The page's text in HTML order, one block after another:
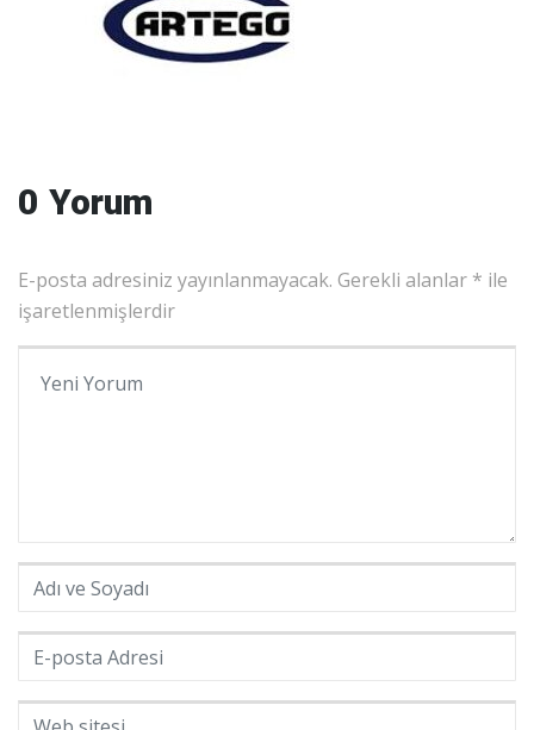
0 Yorum
E-posta adresiniz yayınlanmayacak. Gerekli alanlar * ile
işaretlenmişlerdir
Adı ve Soyadı *
E-posta Adresi
Web sitesi